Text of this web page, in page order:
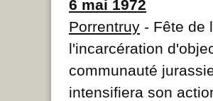
6 mai 1972
Porrentruy - Fête de
l'incarcération
communauté
intensifiera son